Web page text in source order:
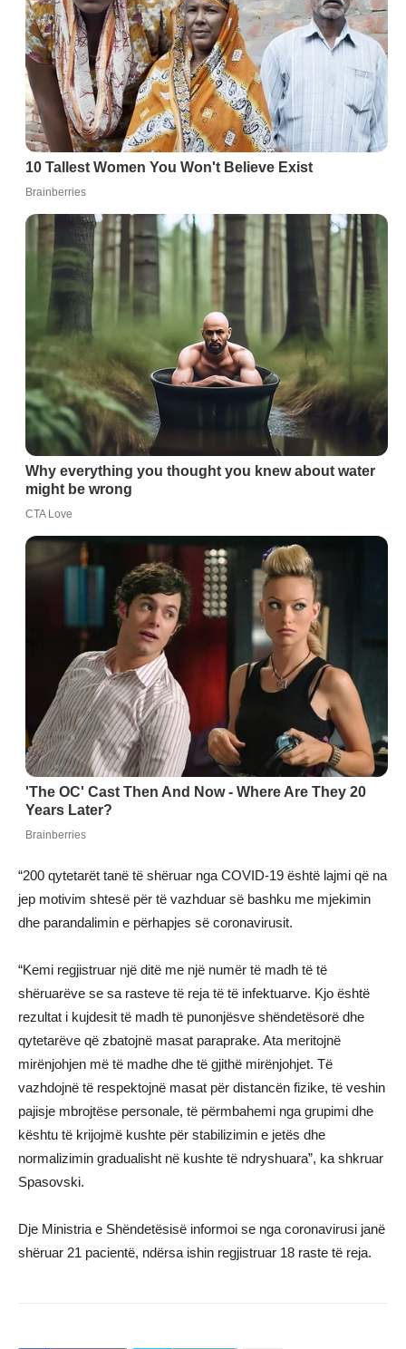
“200 qytetarët tanë të shëruar nga COVID-19 është lajmi që na
jep motivim shtesë për të vazhduar së bashku me mjekimin
dhe parandalimin e përhapjes së coronavirusit.
“Kemi regjistruar një ditë me një numër të madh të të
shëruarëve se sa rasteve të reja të të infektuarve. Kjo është
rezultat i kujdesit të madh të punonjësve shëndetësorë dhe
qytetarëve që zbatojnë masat paraprake. Ata meritojnë
mirënjohjen më të madhe dhe të gjithë mirënjohjet. Të
vazhdojnë të respektojnë masat për distancën fizike, të veshin
pajisje mbrojtëse personale, të përmbahemi nga grupimi dhe
kështu të krijojmë kushte për stabilizimin e jetës dhe
normalizimin gradualisht në kushte të ndryshuara”, ka shkruar
Spasovski.
Dje Ministria e Shëndetësisë informoi se nga coronavirusi janë
shëruar 21 pacientë, ndërsa ishin regjistruar 18 raste të reja.